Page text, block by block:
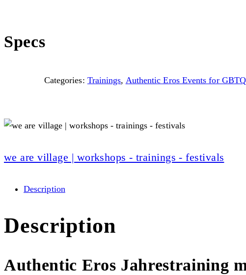
Specs
Categories: Trainings, Authentic Eros Events for
we are village | workshops - trainings - festivals
Description
Description
Authentic Eros Jahrestraining